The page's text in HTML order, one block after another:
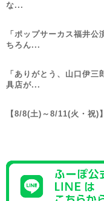
な...
「ポップサーカス福井
ちろん...
「ありがとう、山口伊
具店が...
【8/8(土)～8/11(火・祝)